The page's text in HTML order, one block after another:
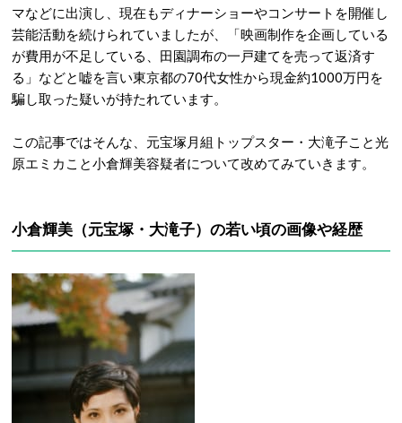
マなどに出演し、現在もディナーショーやコンサートを開催し
芸能活動を続けられていましたが、「映画制作を企画している
が費用が不足している、田園調布の一戸建てを売って返済す
る」などと嘘を言い東京都の70代女性から現金約1000万円を
騙し取った疑いが持たれています。
この記事ではそんな、元宝塚月組トップスター・大滝子こと光
原エミカこと小倉輝美容疑者について改めてみていきます。
小倉輝美（元宝塚・大滝子）の若い頃の画像や経歴